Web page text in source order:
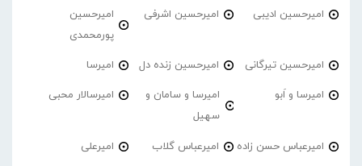
امیرحسین ادیبی امیرحسین اشرفی
امیرحسین
پورمحمدی
امیرحسین تیرگانی امیرحسین زنده دل امیرسا
امیرسا و اَبو
امیرسا و سامان و
سهیل
امیرسالار محبی
امیرعباس حسن زاده امیرعباس گلاب امیرعلی